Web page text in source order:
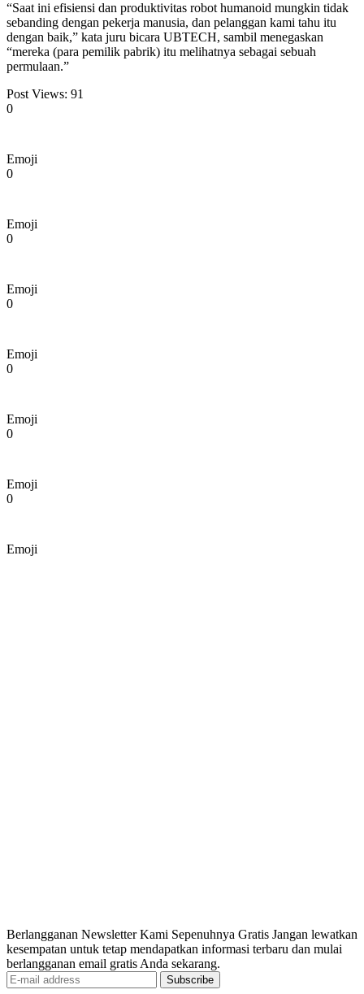
“Saat ini efisiensi dan produktivitas robot humanoid mungkin tidak
sebanding dengan pekerja manusia, dan pelanggan kami tahu itu
dengan baik,” kata juru bicara UBTECH, sambil menegaskan
“mereka (para pemilik pabrik) itu melihatnya sebagai sebuah
permulaan.”
Post Views: 91
0
Emoji
0
Emoji
0
Emoji
0
Emoji
0
Emoji
0
Emoji
0
Emoji
Berlangganan Newsletter Kami Sepenuhnya Gratis Jangan lewatkan
kesempatan untuk tetap mendapatkan informasi terbaru dan mulai
berlangganan email gratis Anda sekarang.
Subscribe